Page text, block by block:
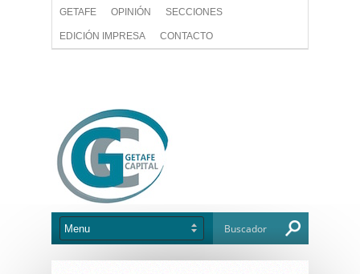
GETAFE OPINIÓN SECCIONES
EDICIÓN IMPRESA CONTACTO